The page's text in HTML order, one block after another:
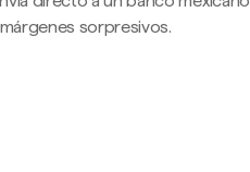
sorpresivos.